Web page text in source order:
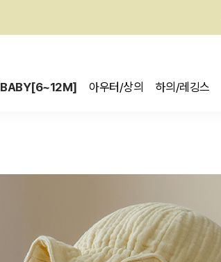
BABY[6~12M] 아우터/상의 하의/레깅스